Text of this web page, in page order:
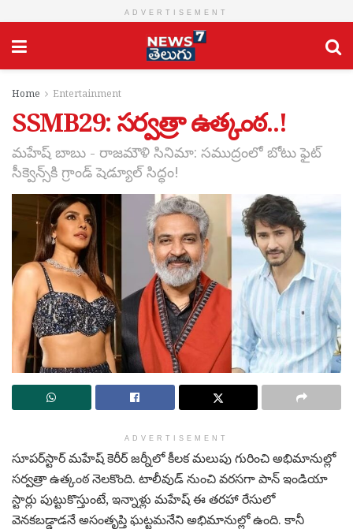
ADVERTISEMENT
Home Entertainment
SSMB29: స‌ర్వ‌త్రా ఉత్కంఠ..!
మహేష్ బాబు - రాజమౌళి సినిమా: సముద్రంలో బోటు ఫైట్
సీక్వెన్స్‌కి గ్రాండ్ షెడ్యూల్ సిద్ధం!
ADVERTISEMENT
సూప‌ర్‌స్టార్ మ‌హేష్ కెరీర్ జ‌ర్నీలో కీల‌క మ‌లుపు గురించి అభిమానుల్లో
స‌ర్వ‌త్రా ఉత్కంఠ నెల‌కొంది. టాలీవుడ్ నుంచి వ‌ర‌స‌గా పాన్ ఇండియా
స్టార్లు పుట్టుకొస్తుంటే, ఇన్నాళ్లు మ‌హేష్ ఈ త‌ర‌హా రేసులో
వెన‌క‌బ‌డ్డాడ‌నే అసంతృప్తి ఘ‌ట్ట‌మ‌నేని అభిమానుల్లో ఉంది. కానీ